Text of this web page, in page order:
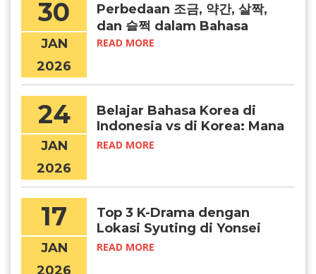
30
JAN
2026
Perbedaan 조금, 약간, 살짝,
dan 슬쩍 dalam Bahasa
Korea
READ MORE
24
JAN
2026
Belajar Bahasa Korea di
Indonesia vs di Korea: Mana
yang Lebih Efektif?
READ MORE
17
JAN
2026
Top 3 K-Drama dengan
Lokasi Syuting di Yonsei
University
READ MORE